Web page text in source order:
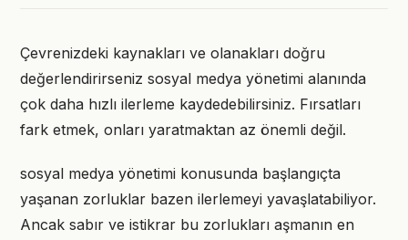
Çevrenizdeki kaynakları ve olanakları doğru
değerlendirirseniz sosyal medya yönetimi alanında
çok daha hızlı ilerleme kaydedebilirsiniz. Fırsatları
fark etmek, onları yaratmaktan az önemli değil.
sosyal medya yönetimi konusunda başlangıçta
yaşanan zorluklar bazen ilerlemeyi yavaşlatabiliyor.
Ancak sabır ve istikrar bu zorlukları aşmanın en